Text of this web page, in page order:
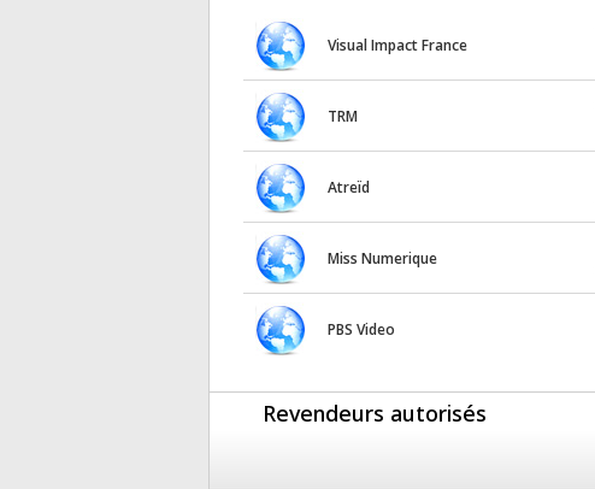
Visual Impact France
TRM
Atreïd
Miss Numerique
PBS Video
Revendeurs autorisés